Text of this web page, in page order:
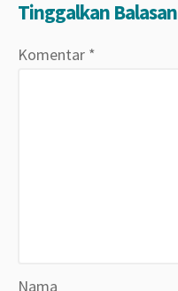
Tinggalkan Balasan
Komentar *
Nama